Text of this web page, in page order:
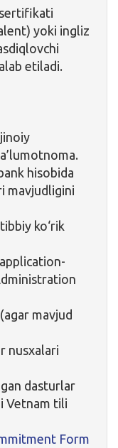
yoki ingliz
etiladi.
hisobida
mavjudligini
ko‘rik
mavjud
nusxalari
dasturlar
Vetnam tili
Form